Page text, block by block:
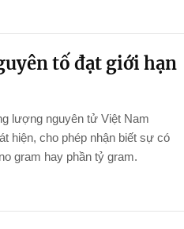
tố đạt giới hạn
lượng nguyên tử Việt Nam
hiện, cho phép nhận biết sự có
gram hay phần tỷ gram.